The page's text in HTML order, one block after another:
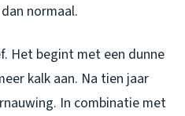
normaal.
Het begint met een dunne
kalk aan. Na tien jaar
In combinatie met